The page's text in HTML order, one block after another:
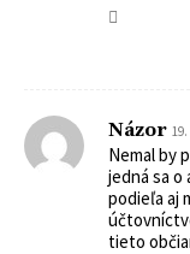
Názor
Nemal by
jedná sa
podieľa aj
tieto